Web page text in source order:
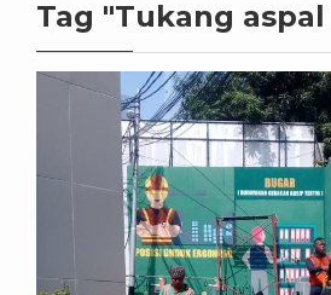
Tag "Tukang